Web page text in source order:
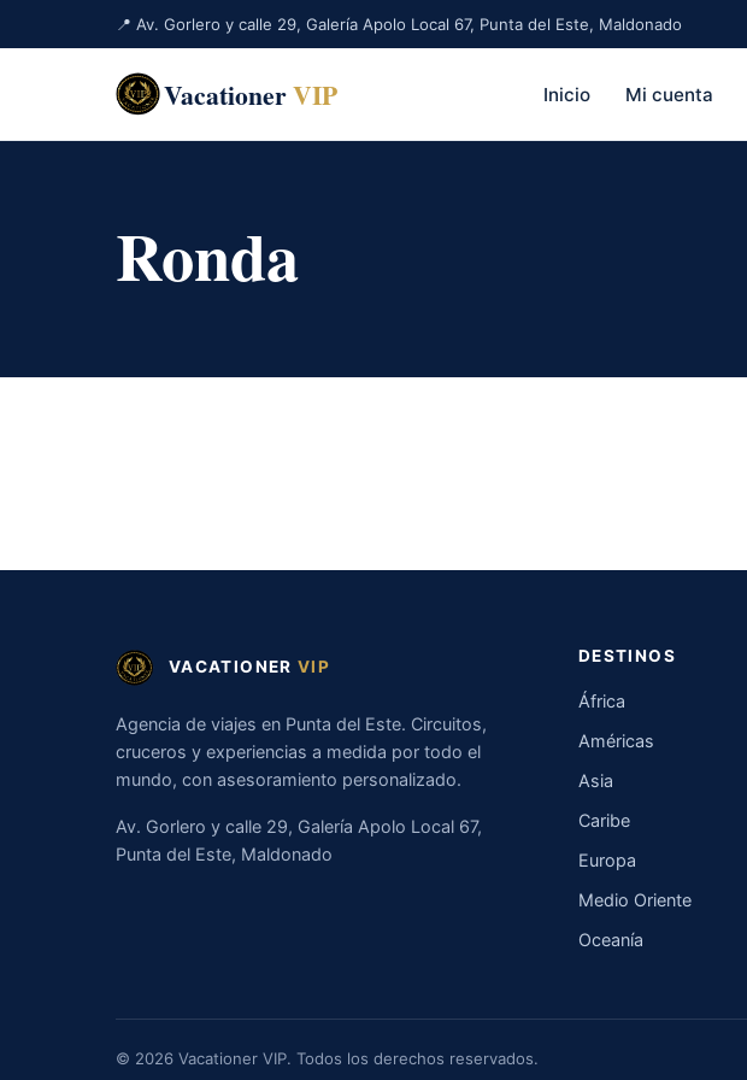
📍 Av. Gorlero y calle 29, Galería Apolo Local 67, Punta del Este, Maldonado
VacationerVIP Inicio Mi cuenta
Ronda
VACATIONER VIP
Agencia de viajes en Punta del Este. Circuitos,
cruceros y experiencias a medida por todo el
mundo, con asesoramiento personalizado.
Av. Gorlero y calle 29, Galería Apolo Local 67,
Punta del Este, Maldonado
DESTINOS
África
Américas
Asia
Caribe
Europa
Medio Oriente
Oceanía
© 2026 Vacationer VIP. Todos los derechos reservados.